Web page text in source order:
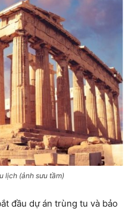
lịch (ảnh sưu tầm)
đầu dự án trùng tu và bảo